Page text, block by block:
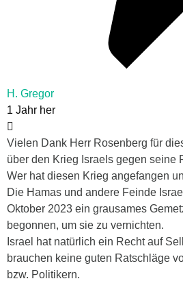
H. Gregor
1 Jahr her
Vielen Dank Herr Rosenberg für
über den Krieg Israels gegen seine
Wer hat diesen Krieg angefangen
Die Hamas und andere Feinde
Oktober 2023 ein grausames
begonnen, um sie zu vernichten.
Israel hat natürlich ein Recht auf
brauchen keine guten Ratschläge
bzw. Politikern.